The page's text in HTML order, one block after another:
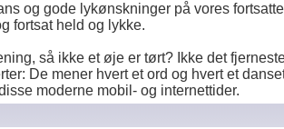
og gode lykønskninger på vores
fortsat held og lykke.
så ikke et øje er tørt? Ikke det
De mener hvert et ord og hvert et
moderne mobil- og internettider.